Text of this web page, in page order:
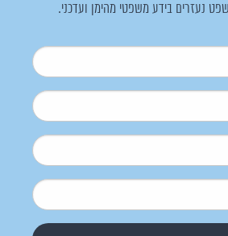
נעזרים בידע משפטי מהימן ועדכני.